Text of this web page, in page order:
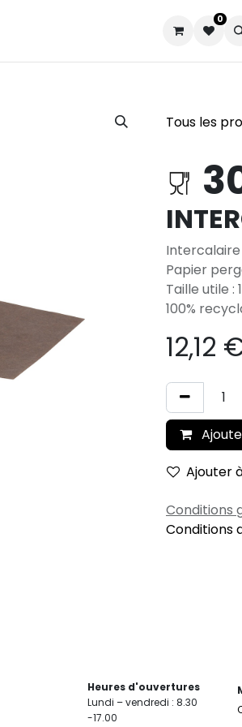
Qui sommes-
0
Tous les
Intercalaire
Papier
Taille utile :
100%
12,12
Ajouter
Conditions
Conditions
Heures d'ouvertures
Lundi – vendredi : 8.30
-17.00